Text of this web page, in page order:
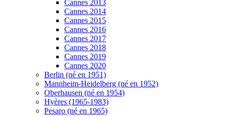
Cannes 2013
Cannes 2014
Cannes 2015
Cannes 2016
Cannes 2017
Cannes 2018
Cannes 2019
Cannes 2020
Berlin (né en 1951)
Mannheim-Heidelberg (né en 1952)
Oberhausen (né en 1954)
Hyères (1965-1983)
Pesaro (né en 1965)